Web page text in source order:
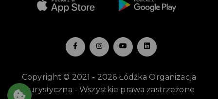
Copyright © 2021 - 2026 Łódźka Organizacja
Turystyczna - Wszystkie prawa zastrzeżone